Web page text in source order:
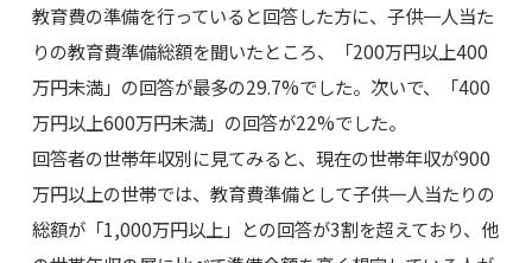
教育費の準備を行っていると回答した方に、子供一人当た
りの教育費準備総額を聞いたところ、「200万円以上400
万円未満」の回答が最多の29.7%でした。次いで、「400
万円以上600万円未満」の回答が22%でした。
回答者の世帯年収別に見てみると、現在の世帯年収が900
万円以上の世帯では、教育費準備として子供一人当たりの
総額が「1,000万円以上」との回答が3割を超えており、他